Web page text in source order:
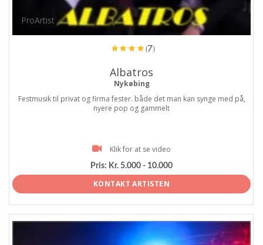
ProArtist
(7)
Albatros
Nykøbing
Festmusik til privat og firma fester. både det man kan synge med på,
nyere pop og gammelt
Klik for at se video
Pris: Kr. 5.000 - 10.000
KONTAKT ARTISTEN